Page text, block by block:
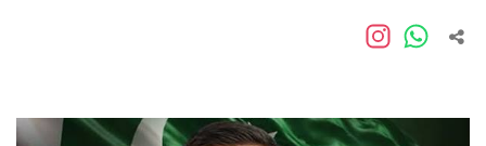
کے احکامات